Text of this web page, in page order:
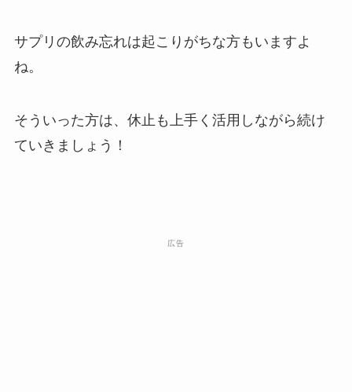
サプリの飲み忘れは起こりがちな方もいますよ
ね。
そういった方は、休止も上手く活用しながら続け
ていきましょう！
広告